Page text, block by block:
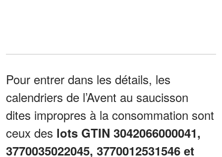
Pour entrer dans les détails, les
calendriers de l’Avent au saucisson
dites impropres à la consommation sont
ceux des lots GTIN 3042066000041,
3770035022045, 3770012531546 et